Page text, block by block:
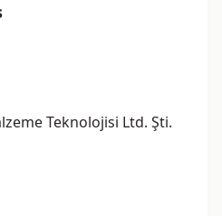
Teknolojisi Ltd. Şti.